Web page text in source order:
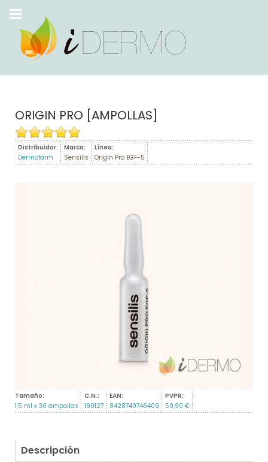
ORIGIN PRO [AMPOLLAS]
Distribuidor:
Dermofarm
Marca:
Sensilis
Línea:
Origin Pro EGF-5
Tamaño:
1,5 ml x 30 ampollas
C.N.:
190127
EAN:
8428749746409
PVPR:
59,90 €
Descripción